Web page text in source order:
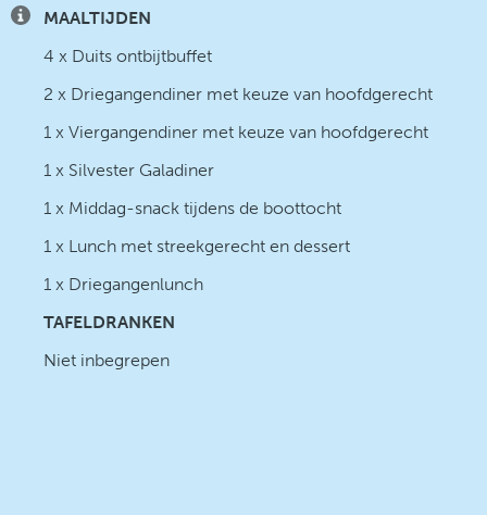
MAALTIJDEN
4 x Duits ontbijtbuffet
2 x Driegangendiner met keuze van hoofdgerecht
1 x Viergangendiner met keuze van hoofdgerecht
1 x Silvester Galadiner
1 x Middag-snack tijdens de boottocht
1 x Lunch met streekgerecht en dessert
1 x Driegangenlunch
TAFELDRANKEN
Niet inbegrepen